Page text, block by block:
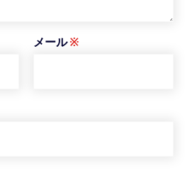
メール※